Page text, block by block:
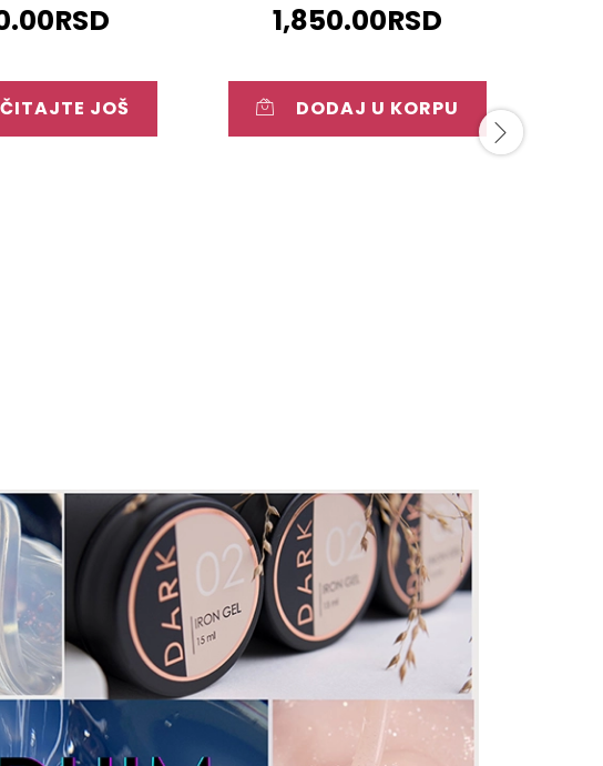
RSD
JOŠ
1,850.00RSD
DODAJ U KORPU